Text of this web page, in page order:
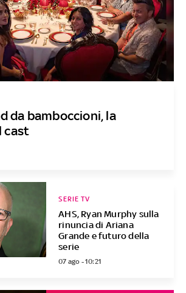
da bamboccioni, la
cast
AHS, Ryan Murphy sulla
rinuncia di Ariana
Grande e futuro della
serie
SERIE TV
07 ago - 10:21